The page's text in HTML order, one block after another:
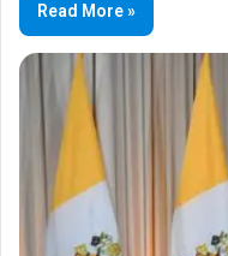
Read More »